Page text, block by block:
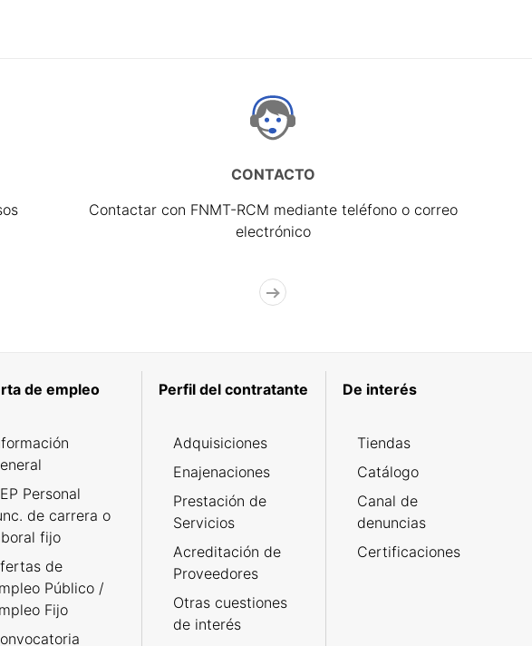
CONTACTO
Contactar con FNMT-RCM mediante teléfono o correo
electrónico
de empleo
Personal
de carrera o
fijo
de
Público /
Fijo
Perfil del contratante
Adquisiciones
Enajenaciones
Prestación de
Servicios
Acreditación de
Proveedores
Otras cuestiones
de interés
De interés
Tiendas
Catálogo
Canal de
denuncias
Certificaciones